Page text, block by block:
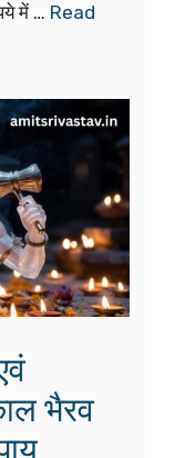
में … Read
भैरव